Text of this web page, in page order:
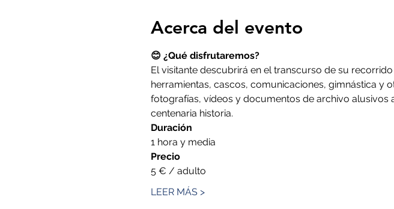
Acerca del evento
😊 ¿Qué disfrutaremos?
El visitante descubrirá en el transcurso de su
herramientas, cascos, comunicaciones, gimnástica
fotografías, vídeos y documentos de archivo alusivos
centenaria historia.
Duración
1 hora y media
Precio
5 € / adulto
LEER MÁS >